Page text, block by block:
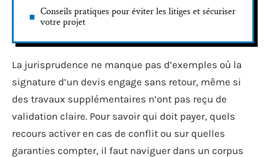
Conseils pratiques pour éviter les litiges et sécuriser
votre projet
La jurisprudence ne manque pas d’exemples où la
signature d’un devis engage sans retour, même si
des travaux supplémentaires n’ont pas reçu de
validation claire. Pour savoir qui doit payer, quels
recours activer en cas de conflit ou sur quelles
garanties compter, il faut naviguer dans un corpus